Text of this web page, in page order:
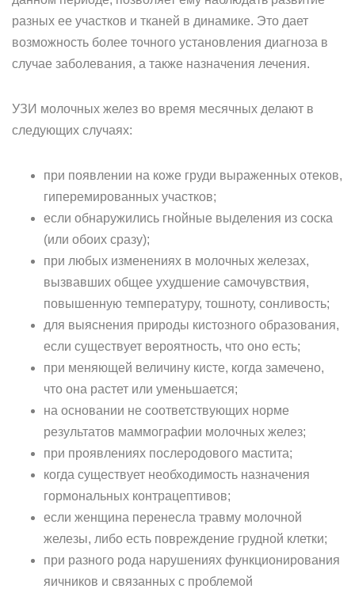
разных ее участков и тканей в динамике. Это дает
возможность более точного установления диагноза в
случае заболевания, а также назначения лечения.
УЗИ молочных желез во время месячных делают в
следующих случаях:
при появлении на коже груди выраженных отеков,
гиперемированных участков;
если обнаружились гнойные выделения из соска
(или обоих сразу);
при любых изменениях в молочных железах,
вызвавших общее ухудшение самочувствия,
повышенную температуру, тошноту, сонливость;
для выяснения природы кистозного образования,
если существует вероятность, что оно есть;
при меняющей величину кисте, когда замечено,
что она растет или уменьшается;
на основании не соответствующих норме
результатов маммографии молочных желез;
при проявлениях послеродового мастита;
когда существует необходимость назначения
гормональных контрацептивов;
если женщина перенесла травму молочной
железы, либо есть повреждение грудной клетки;
при разного рода нарушениях функционирования
яичников и связанных с проблемой